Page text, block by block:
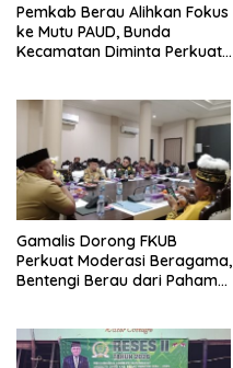
Pemkab Berau Alihkan Fokus
ke Mutu PAUD, Bunda
Kecamatan Diminta Perkuat
Gamalis Dorong FKUB
Perkuat Moderasi Beragama,
Bentengi Berau dari Paham